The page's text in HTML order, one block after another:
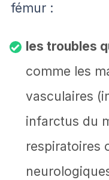
fémur :
les troubles
comme les
vasculaires
infarctus du
respiratoires